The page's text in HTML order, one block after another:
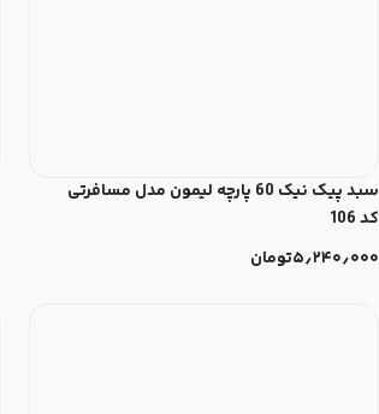
سبد پیک نیک 60 پارچه لیمون مدل مسافرتی
کد 106
۵٫۲۴۰٫۰۰۰تومان